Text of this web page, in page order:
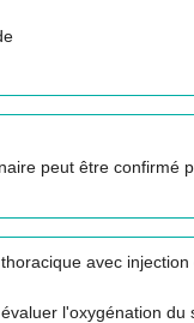
peut être confirmé
avec
l'oxygénation du